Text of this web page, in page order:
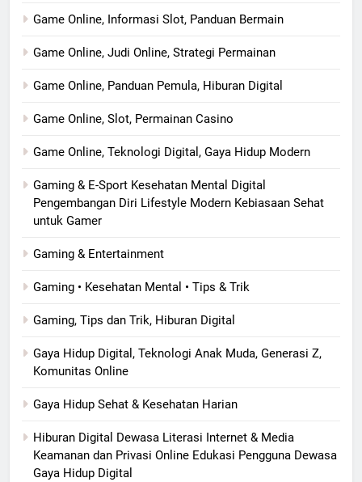
Game Online, Informasi Slot, Panduan Bermain
Game Online, Judi Online, Strategi Permainan
Game Online, Panduan Pemula, Hiburan Digital
Game Online, Slot, Permainan Casino
Game Online, Teknologi Digital, Gaya Hidup Modern
Gaming & E-Sport Kesehatan Mental Digital
Pengembangan Diri Lifestyle Modern Kebiasaan Sehat
untuk Gamer
Gaming & Entertainment
Gaming • Kesehatan Mental • Tips & Trik
Gaming, Tips dan Trik, Hiburan Digital
Gaya Hidup Digital, Teknologi Anak Muda, Generasi Z,
Komunitas Online
Gaya Hidup Sehat & Kesehatan Harian
Hiburan Digital Dewasa Literasi Internet & Media
Keamanan dan Privasi Online Edukasi Pengguna Dewasa
Gaya Hidup Digital